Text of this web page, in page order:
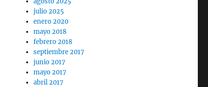
julio 2025
enero 2020
mayo 2018
febrero 2018
septiembre 2017
junio 2017
mayo 2017
abril 2017